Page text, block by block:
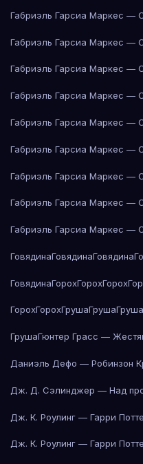
Габриэль Гарсиа Маркес —
Габриэль Гарсиа Маркес —
Габриэль Гарсиа Маркес —
Габриэль Гарсиа Маркес —
Габриэль Гарсиа Маркес —
Габриэль Гарсиа Маркес —
Габриэль Гарсиа Маркес —
Габриэль Гарсиа Маркес —
Габриэль Гарсиа Маркес —
ГовядинаГовядинаГовядина
ГовядинаГорохГорохГорох
ГорохГорохГрушаГрушаГруша
ГрушаГюнтер Грасс —
Даниэль Дефо — Робинзон
Дж. Д. Сэлинджер — Над
Дж. К. Роулинг — Гарри
Дж. К. Роулинг — Гарри